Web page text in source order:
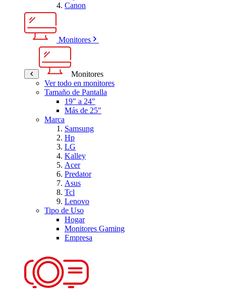
Canon
Monitores
Monitores
Ver todo en monitores
Tamaño de Pantalla
19" a 24"
Más de 25"
Marca
Samsung
Hp
LG
Kalley
Acer
Predator
Asus
Tcl
Lenovo
Tipo de Uso
Hogar
Monitores Gaming
Empresa